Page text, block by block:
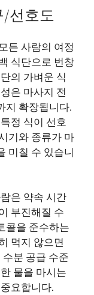
/선호도
든 사람의 여정
식단으로 번창
의 가벼운 식
은 마사지 전
지 확장됩니다.
정 식이 선호
기와 종류가 마
미칠 수 있습니
은 약속 시간
부진해질 수
콜을 준수하는
먹지 않으면
분 공급 수준
물을 마시는
요합니다.